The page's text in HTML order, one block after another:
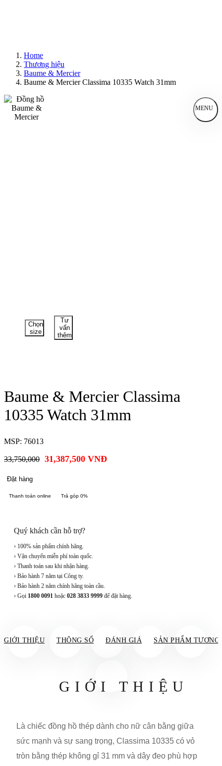
Home
Thương hiệu
Baume & Mercier
Baume & Mercier Classima 10335 Watch 31mm
MENU
Chọn
size
Tư
vấn
thêm
Baume & Mercier Classima
10335 Watch 31mm
MSP: 76013
33,750,000 31,387,500 VNĐ
Đặt hàng
Thanh toán online Trả góp 0%
Quý khách cần hỗ trợ?
› 100% sản phẩm chính hãng.
› Vận chuyển miễn phí toàn quốc.
› Thanh toán sau khi nhận hàng.
› Bảo hành 7 năm tại Công ty.
› Bảo hành 2 năm chính hãng toàn cầu.
› Gọi 1800 0091 hoặc 028 3833 9999 để đặt hàng.
GIỚI THIỆU THÔNG SỐ ĐÁNH GIÁ SẢN PHẨM TƯƠNG
GIỚI THIỆU
Là chiếc đồng hồ thép dành cho nữ cân bằng giữa
sức mạnh và sự sang trọng, Classima 10335 có vỏ
tròn bằng thép không gỉ 31 mm và dây đeo phù hợp